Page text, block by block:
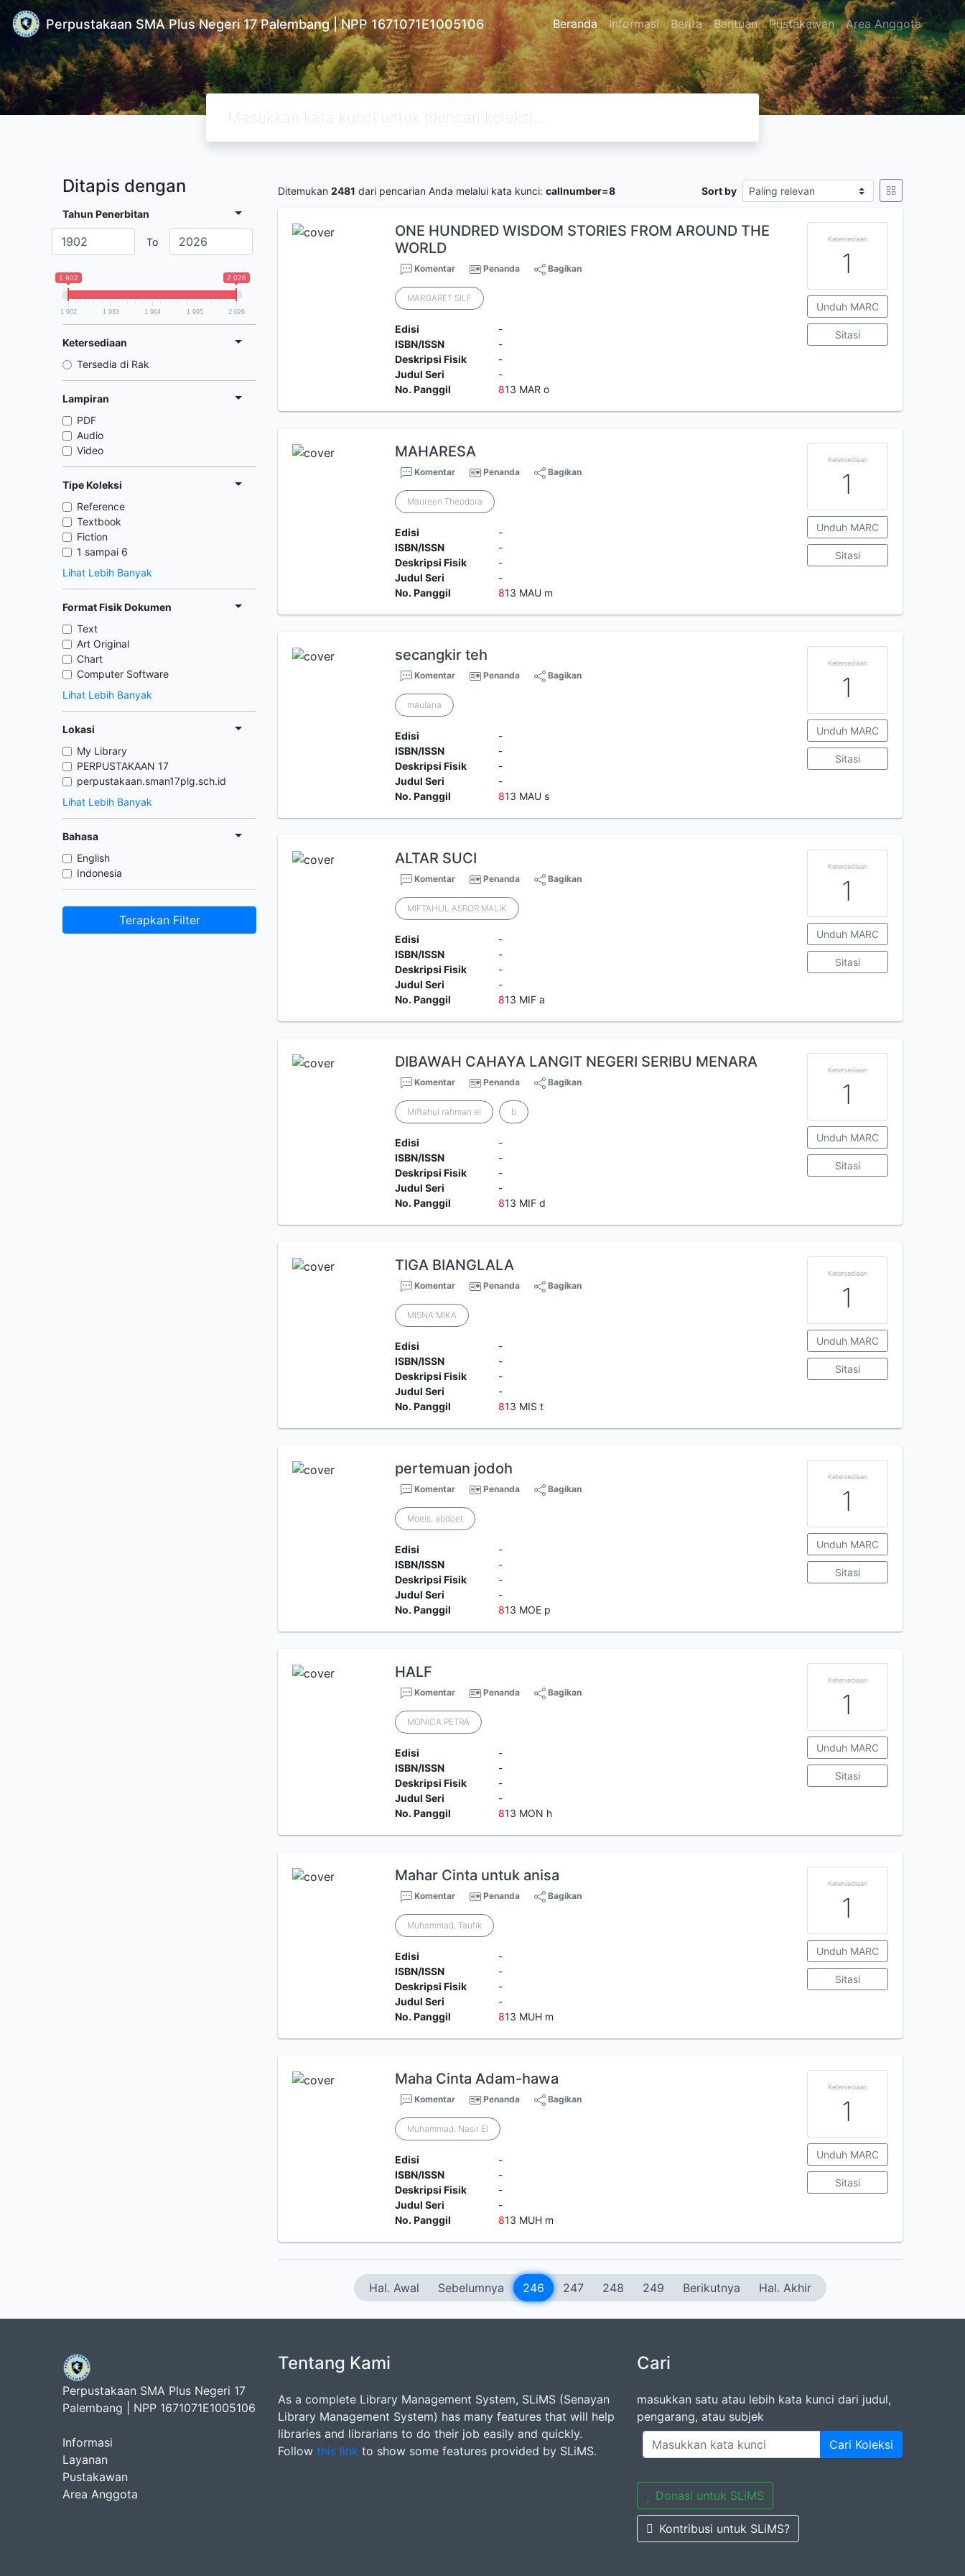
Perpustakaan SMA Plus Negeri 17 Palembang | NPP 1671071E1005106 Beranda Informasi Berita Bantuan Pustakawan Area Anggota
Ditapis dengan
Tahun Penerbitan
To
1 902 2 026
1 902 1 933 1 964 1 995 2 026
Ketersediaan
Tersedia di Rak
Lampiran
PDF
Audio
Video
Tipe Koleksi
Reference
Textbook
Fiction
1 sampai 6
Lihat Lebih Banyak
Format Fisik Dokumen
Text
Art Original
Chart
Computer Software
Lihat Lebih Banyak
Lokasi
My Library
PERPUSTAKAAN 17
perpustakaan.sman17plg.sch.id
Lihat Lebih Banyak
Bahasa
English
Indonesia
Terapkan Filter
Ditemukan 2481 dari pencarian Anda melalui kata kunci: callnumber=8 Sort by
ONE HUNDRED WISDOM STORIES FROM AROUND THE
WORLD
Komentar Penanda Bagikan
MARGARET SILF
Edisi
-
ISBN/ISSN
-
Deskripsi Fisik
-
Judul Seri
-
No. Panggil
813 MAR o
Ketersediaan
1
Unduh MARC
Sitasi
MAHARESA
Komentar Penanda Bagikan
Maureen Theodora
Edisi
-
ISBN/ISSN
-
Deskripsi Fisik
-
Judul Seri
-
No. Panggil
813 MAU m
Ketersediaan
1
Unduh MARC
Sitasi
secangkir teh
Komentar Penanda Bagikan
maulana
Edisi
-
ISBN/ISSN
-
Deskripsi Fisik
-
Judul Seri
-
No. Panggil
813 MAU s
Ketersediaan
1
Unduh MARC
Sitasi
ALTAR SUCI
Komentar Penanda Bagikan
MIFTAHUL ASROR MALIK
Edisi
-
ISBN/ISSN
-
Deskripsi Fisik
-
Judul Seri
-
No. Panggil
813 MIF a
Ketersediaan
1
Unduh MARC
Sitasi
DIBAWAH CAHAYA LANGIT NEGERI SERIBU MENARA
Komentar Penanda Bagikan
Miftahul rahman el b
Edisi
-
ISBN/ISSN
-
Deskripsi Fisik
-
Judul Seri
-
No. Panggil
813 MIF d
Ketersediaan
1
Unduh MARC
Sitasi
TIGA BIANGLALA
Komentar Penanda Bagikan
MISNA MIKA
Edisi
-
ISBN/ISSN
-
Deskripsi Fisik
-
Judul Seri
-
No. Panggil
813 MIS t
Ketersediaan
1
Unduh MARC
Sitasi
pertemuan jodoh
Komentar Penanda Bagikan
Moeis, abdoet
Edisi
-
ISBN/ISSN
-
Deskripsi Fisik
-
Judul Seri
-
No. Panggil
813 MOE p
Ketersediaan
1
Unduh MARC
Sitasi
HALF
Komentar Penanda Bagikan
MONICA PETRA
Edisi
-
ISBN/ISSN
-
Deskripsi Fisik
-
Judul Seri
-
No. Panggil
813 MON h
Ketersediaan
1
Unduh MARC
Sitasi
Mahar Cinta untuk anisa
Komentar Penanda Bagikan
Muhammad, Taufik
Edisi
-
ISBN/ISSN
-
Deskripsi Fisik
-
Judul Seri
-
No. Panggil
813 MUH m
Ketersediaan
1
Unduh MARC
Sitasi
Maha Cinta Adam-hawa
Komentar Penanda Bagikan
Muhammad, Nasir El
Edisi
-
ISBN/ISSN
-
Deskripsi Fisik
-
Judul Seri
-
No. Panggil
813 MUH m
Ketersediaan
1
Unduh MARC
Sitasi
Hal. Awal Sebelumnya 246 247 248 249 Berikutnya Hal. Akhir
Perpustakaan SMA Plus Negeri 17
Palembang | NPP 1671071E1005106
Informasi
Layanan
Pustakawan
Area Anggota
Tentang Kami
As a complete Library Management System, SLiMS (Senayan
Library Management System) has many features that will help
libraries and librarians to do their job easily and quickly.
Follow this link to show some features provided by SLiMS.
Cari
masukkan satu atau lebih kata kunci dari judul,
pengarang, atau subjek
Cari Koleksi
Donasi untuk SLiMS
Kontribusi untuk SLiMS?